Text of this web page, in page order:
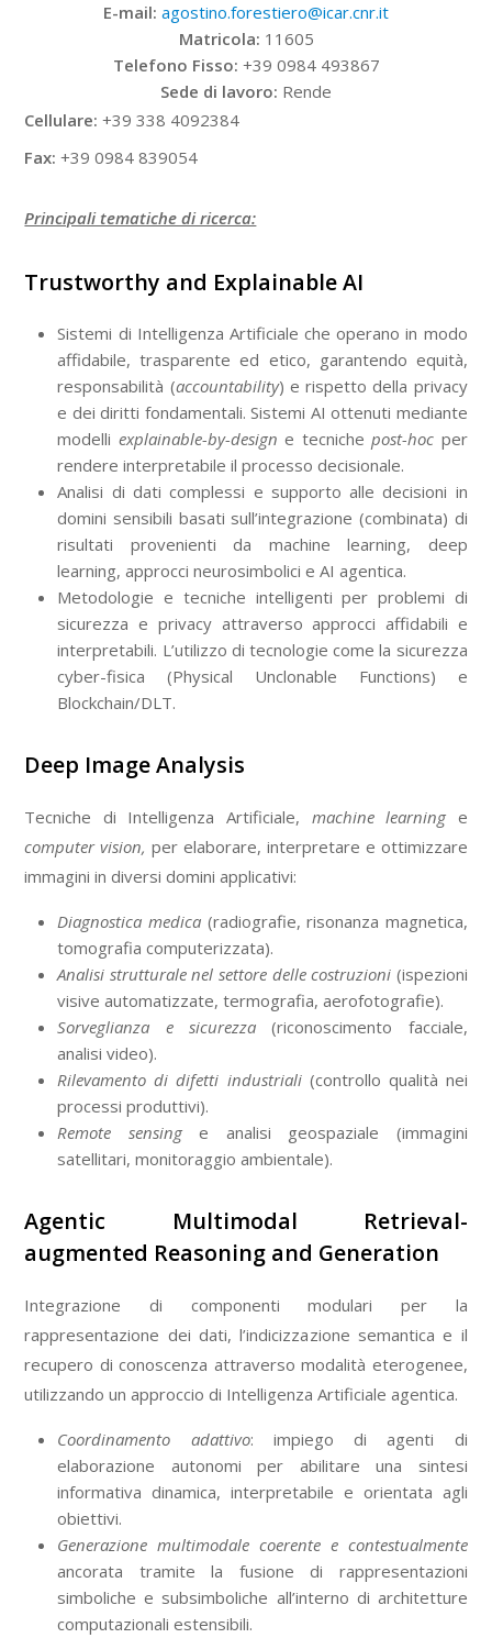
E-mail: agostino.forestiero@icar.cnr.it
Matricola: 11605
Telefono Fisso: +39 0984 493867
Sede di lavoro: Rende
Cellulare: +39 338 4092384
Fax: +39 0984 839054
Principali tematiche di ricerca:
Trustworthy and Explainable AI
Sistemi di Intelligenza Artificiale che operano in modo
affidabile, trasparente ed etico, garantendo equità,
responsabilità (accountability) e rispetto della privacy
e dei diritti fondamentali. Sistemi AI ottenuti mediante
modelli explainable-by-design e tecnichepost-hoc per
rendere interpretabile il processo decisionale.
Analisi di dati complessi e supporto alle decisioni in
domini sensibili basati sull’integrazione (combinata) di
risultati provenienti da machine learning, deep
learning, approcci neurosimbolici e AI agentica.
Metodologie e tecniche intelligenti per problemi di
sicurezza e privacy attraverso approcci affidabili e
interpretabili. L’utilizzo di tecnologie come la sicurezza
cyber-fisica (Physical Unclonable Functions) e
Blockchain/DLT.
Deep Image Analysis
Tecniche di Intelligenza Artificiale, machine learninge
computer vision, per elaborare, interpretare e ottimizzare
immagini in diversi domini applicativi:
Diagnostica medica(radiografie, risonanza magnetica,
tomografia computerizzata).
Analisi strutturale nel settore delle costruzioni (ispezioni
visive automatizzate, termografia, aerofotografie).
Sorveglianza e sicurezza (riconoscimento facciale,
analisi video).
Rilevamento di difetti industriali(controllo qualità nei
processi produttivi).
Remote sensinge analisi geospaziale (immagini
satellitari, monitoraggio ambientale).
Agentic Multimodal Retrieval-
augmented Reasoning and Generation
Integrazione di componenti modulari per la
rappresentazione dei dati, l’indicizzazione semantica e il
recupero di conoscenza attraverso modalità eterogenee,
utilizzando un approccio di Intelligenza Artificiale agentica.
Coordinamento adattivo: impiego di agenti di
elaborazione autonomi per abilitare una sintesi
informativa dinamica, interpretabile e orientata agli
obiettivi.
Generazione multimodale coerente e contestualmente
ancorata tramite la fusione di rappresentazioni
simboliche e subsimboliche all’interno di architetture
computazionali estensibili.